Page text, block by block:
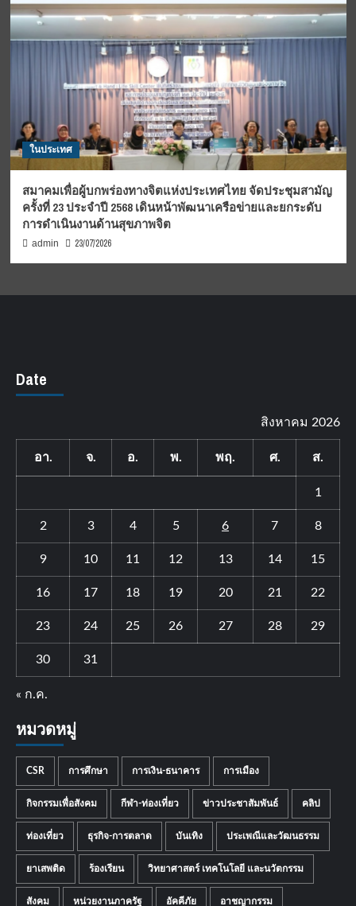
ในประเทศ
สมาคมเพื่อผู้บกพร่องทางจิตแห่งประเทศไทย จัดประชุมสามัญ
ครั้งที่ 23 ประจำปี 2568 เดินหน้าพัฒนาเครือข่ายและยกระดับ
การดำเนินงานด้านสุขภาพจิต
admin 23/07/2026
Date
สิงหาคม 2026
อา. จ. อ. พ. พฤ. ศ. ส.
1
2 3 4 5 6 7 8
9 10 11 12 13 14 15
16 17 18 19 20 21 22
23 24 25 26 27 28 29
30 31
« ก.ค.
หมวดหมู่
CSR การศึกษา การเงิน-ธนาคาร การเมือง
กิจกรรมเพื่อสังคม กีฬา-ท่องเที่ยว ข่าวประชาสัมพันธ์ คลิป
ท่องเที่ยว ธุรกิจ-การตลาด บันเทิง ประเพณีและวัฒนธรรม
ยาเสพติด ร้องเรียน วิทยาศาสตร์ เทคโนโลยี และนวัตกรรม
สังคม หน่วยงานภาครัฐ อัคคีภัย อาชญากรรม